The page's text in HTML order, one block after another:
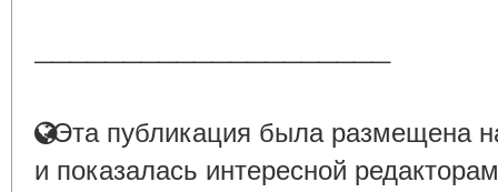
Эта публикация была размещена
и показалась интересной